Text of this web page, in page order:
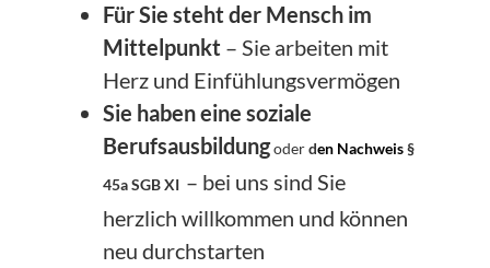
Für Sie steht der Mensch im
Mittelpunkt – Sie arbeiten mit
Herz und Einfühlungsvermögen
Sie haben eine soziale
Berufsausbildungoderden Nachweis§
45a SGB XI – bei uns sind Sie
herzlich willkommen und können
neu durchstarten